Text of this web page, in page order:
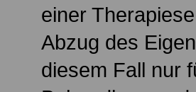
einer
Abzug des
diesem Fall nur